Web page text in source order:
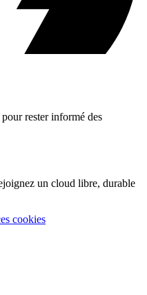
rester informé des
un cloud libre, durable
cookies